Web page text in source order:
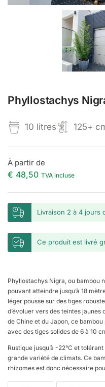
Phyllostachys
10 litres 125+
À partir de
€ 48,50 TVA incluse
Livraison 2 à 4 jours
Ce produit est livré
Phyllostachys Nigra, ou bambou
pouvant atteindre jusqu’à 18
léger pousse sur des tiges
d’évoluer vers des teintes
de Chine et du Japon, ce
avec des tiges solides de 6 à 10
Rustique jusqu’à -22°C et
grande variété de climats. Ce
rhizomes est donc nécessaire